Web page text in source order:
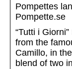
Pompettes
Pompette.se
“Tutti i
from the
Camillo, in
blend of two